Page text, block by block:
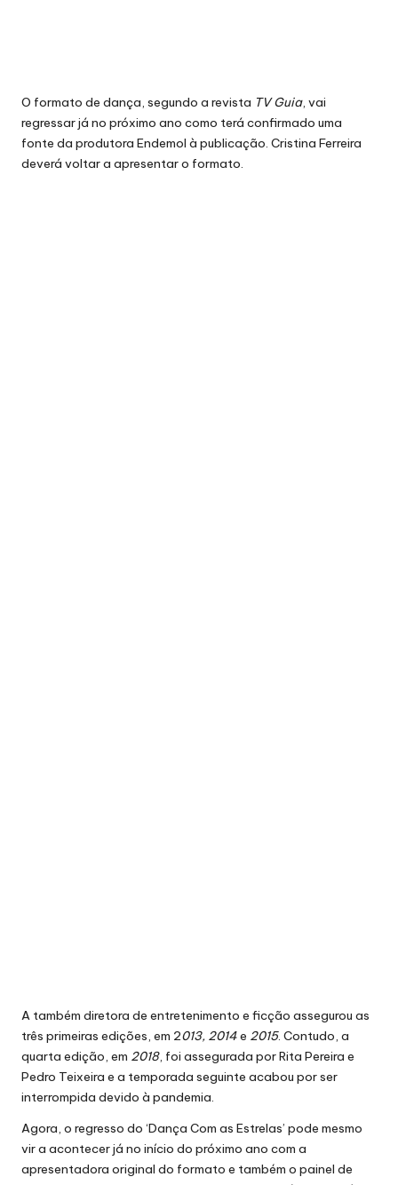
O formato de dança, segundo a revista TV Guia, vai
regressar já no próximo ano como terá confirmado uma
fonte da produtora Endemol à publicação. Cristina Ferreira
deverá voltar a apresentar o formato.
A também diretora de entretenimento e ficção assegurou as
três primeiras edições, em 2013, 2014e 2015. Contudo, a
quarta edição, em 2018, foi assegurada por Rita Pereira e
Pedro Teixeira e a temporada seguinte acabou por ser
interrompida devido à pandemia.
Agora, o regresso do ‘Dança Com as Estrelas’ pode mesmo
vir a acontecer já no início do próximo ano com a
apresentadora original do formato e também o painel de